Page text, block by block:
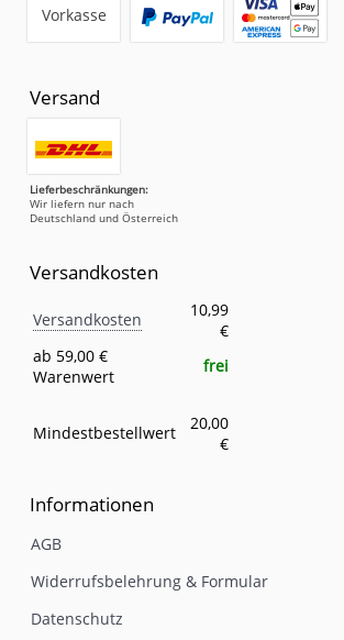
Vorkasse
Versand
Lieferbeschränkungen:
Wir liefern nur nach
Deutschland und Österreich
Versandkosten
Eigenschaft
Versandkosten
10,99
€
ab 59,00 €
Warenwert
frei
Mindestbestellwert
20,00
€
Informationen
AGB
Widerrufsbelehrung & Formular
Datenschutz